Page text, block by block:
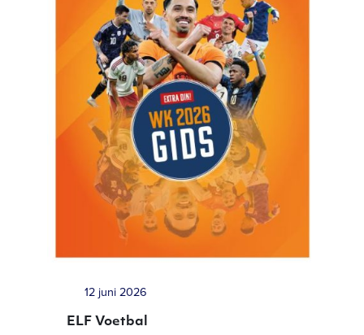
12 juni 2026
ELF Voetbal